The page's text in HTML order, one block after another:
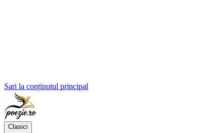
Sari la conținutul principal
Clasici